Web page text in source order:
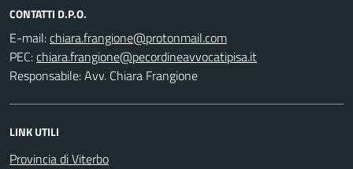
CONTATTI D.P.O.
E-mail:
PEC:
Responsabile: Avv. Chiara Frangione
LINK UTILI
Provincia di Viterbo